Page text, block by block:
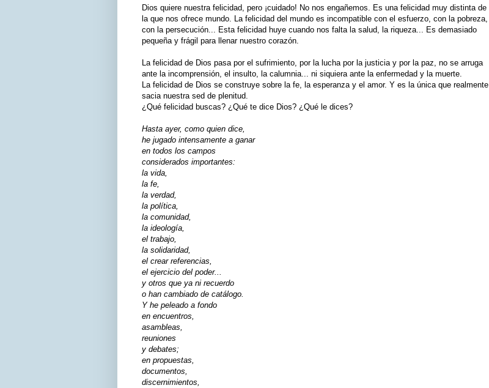
Dios quiere nuestra felicidad, pero ¡cuidado! No nos engañemos. Es una felicidad muy distinta de
la que nos ofrece mundo. La felicidad del mundo es incompatible con el esfuerzo, con la pobreza,
con la persecución... Esta felicidad huye cuando nos falta la salud, la riqueza... Es demasiado
pequeña y frágil para llenar nuestro corazón.
La felicidad de Dios pasa por el sufrimiento, por la lucha por la justicia y por la paz, no se arruga
ante la incomprensión, el insulto, la calumnia... ni siquiera ante la enfermedad y la muerte.
La felicidad de Dios se construye sobre la fe, la esperanza y el amor. Y es la única que realmente
sacia nuestra sed de plenitud.
¿Qué felicidad buscas? ¿Qué te dice Dios? ¿Qué le dices?
Hasta ayer, como quien dice,
he jugado intensamente a ganar
en todos los campos
considerados importantes:
la vida,
la fe,
la verdad,
la política,
la comunidad,
la ideología,
el trabajo,
la solidaridad,
el crear referencias,
el ejercicio del poder...
y otros que ya ni recuerdo
o han cambiado de catálogo.
Y he peleado a fondo
en encuentros,
asambleas,
reuniones
y debates;
en propuestas,
documentos,
discernimientos,